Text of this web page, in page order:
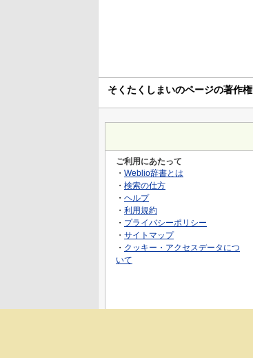
そくたくしまいのページの著作権
ご利用にあたって
・ Weblio辞書とは
・ 検索の仕方
・ ヘルプ
・ 利用規約
・ プライバシーポリシー
・ サイトマップ
・ クッキー・アクセスデータにつ
いて